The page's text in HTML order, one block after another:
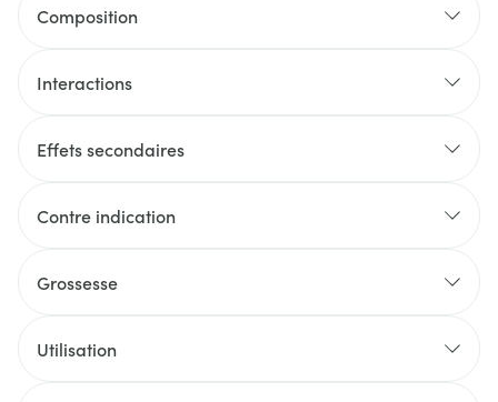
Composition
Interactions
Effets secondaires
Contre indication
Grossesse
Utilisation